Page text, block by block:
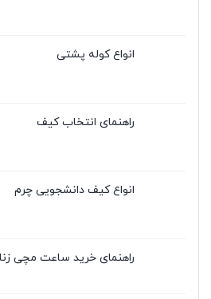
انواع کوله پشتی
راهنمای انتخاب کیف
انواع کیف دانشجویی چرم
راهنمای خرید ساعت مچی